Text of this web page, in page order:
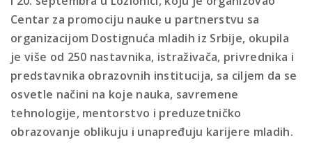
Centar za promociju nauke u partnerstvu sa
organizacijom Dostignuća mladih iz Srbije, okupila
je više od 250 nastavnika, istraživača, privrednika i
predstavnika obrazovnih institucija, sa ciljem da se
osvetle načini na koje nauka, savremene
tehnologije, mentorstvo i preduzetničko
obrazovanje oblikuju i unapređuju karijere mladih.